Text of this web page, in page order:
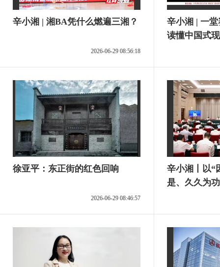
辛小湘 | 湘BA凭什么燃遍三湘？
2026-06-29 08:56:18
辛小湘 | 一
读懂中国式
徐亚平：东正街的红色回响
2026-06-29 08:46:57
辛小湘丨以“
是、久久为